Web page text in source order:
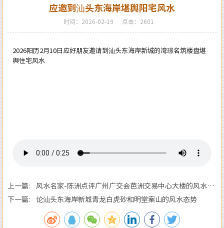
应邀到汕头东海岸堪舆阳宅风水
时间：2026-02-19 点击：2601
2026阳历2月10日应好朋友邀请到汕头东海岸新城的湾璟名筑楼盘堪
舆住宅风水
上一篇: 风水名家-陈洲点评广州广交会芭洲交易中心大楼的风水态
势
下一篇: 论汕头东海岸新城青龙白虎砂和明堂案山的风水态势